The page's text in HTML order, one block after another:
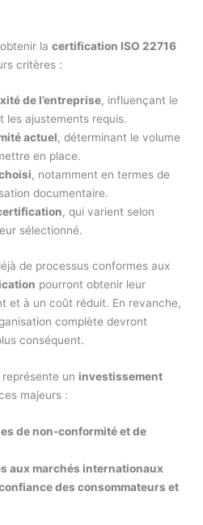
lacertification ISO 22716
critères :
de l’entreprise, influençant le
les ajustements requis.
actuel, déterminant le volume
en place.
, notamment en termes de
documentaire.
, qui varient selon
sélectionné.
de processus conformes aux
pourront obtenir leur
et à un coût réduit. En revanche,
complète devront
conséquent.
un investissement
majeurs :
de non-conformité et de
aux marchés internationaux
des consommateurs et